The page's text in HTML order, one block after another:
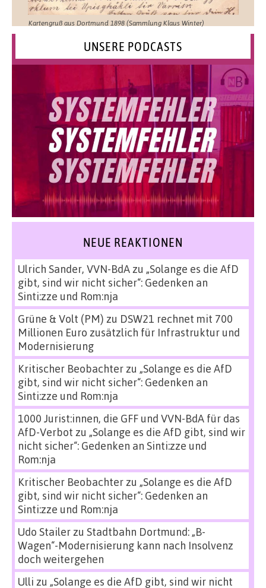
Kartengruß aus Dortmund 1898 (Sammlung Klaus Winter)
UNSERE PODCASTS
NEUE REAKTIONEN
Ulrich Sander, VVN-BdAzu „Solange es die AfD
gibt, sind wir nicht sicher“: Gedenken an
Sinti:zze und Rom:nja
Grüne & Volt (PM) zu DSW21 rechnet mit 700
Millionen Euro zusätzlich für Infrastruktur und
Modernisierung
Kritischer Beobachterzu „Solange es die AfD
gibt, sind wir nicht sicher“: Gedenken an
Sinti:zze und Rom:nja
1000 Jurist:innen, die GFF und VVN-BdA für das
AfD-Verbot zu „Solange es die AfD gibt, sind wir
nicht sicher“: Gedenken an Sinti:zze und
Rom:nja
Kritischer Beobachterzu „Solange es die AfD
gibt, sind wir nicht sicher“: Gedenken an
Sinti:zze und Rom:nja
Udo Stailerzu Stadtbahn Dortmund: „B-
Wagen“-Modernisierung kann nach Insolvenz
doch weitergehen
Ulli zu „Solange es die AfD gibt, sind wir nicht